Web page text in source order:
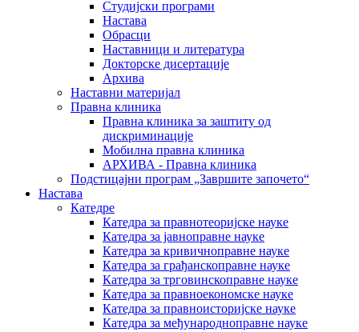
Студијски програми
Настава
Обрасци
Наставници и литература
Докторске дисертације
Архива
Наставни материјал
Правна клиника
Правна клиника за заштиту од
дискриминације
Мобилна правна клиника
АРХИВА - Правна клиника
Подстицајни програм „Завршите започето“
Настава
Катедре
Катедра за правнотеоријске науке
Катедра за јавноправне науке
Катедра за кривичноправне науке
Катедра за грађанскоправне науке
Катедра за трговинскоправне науке
Катедра за правноекономске науке
Катедра за правноисторијске науке
Катедра за међународноправне науке